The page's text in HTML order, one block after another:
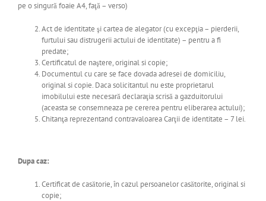
pe o singură foaie A4, faţă – verso)
Act de identitate şi cartea de alegator (cu excepţia – pierderii,
furtului sau distrugerii actului de identitate) – pentru a fi
predate;
Certificatul de naştere, original si copie;
Documentul cu care se face dovada adresei de domiciliu,
original si copie. Daca solicitantul nu este proprietarul
imobilului este necesară declaraţia scrisă a gazduitorului
(aceasta se consemneaza pe cererea pentru eliberarea actului);
Chitanţa reprezentand contravaloarea Carţii de identitate – 7 lei.
Dupa caz:
Certificat de casătorie, în cazul persoanelor casătorite, original si
copie;